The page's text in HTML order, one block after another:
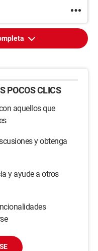
POCOS CLICS
aquellos que
y obtenga
y ayude a otros